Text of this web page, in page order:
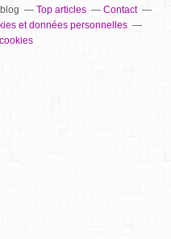
Top articles
Contact
et données personnelles